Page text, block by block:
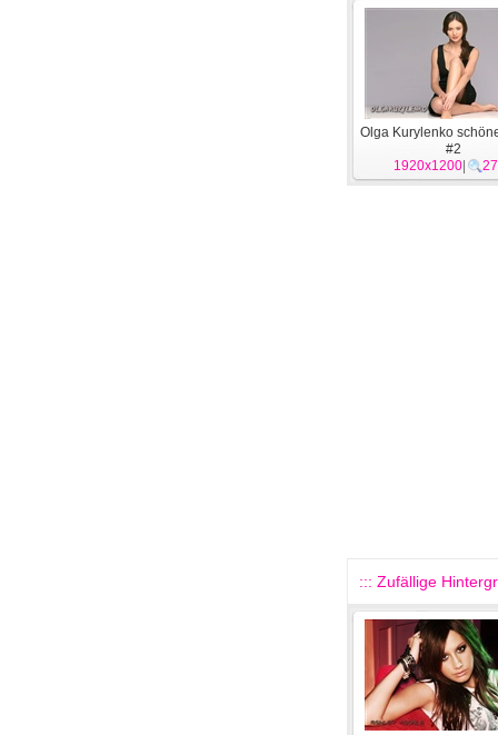
Olga Kurylenko
#2
1920x1200
::: Zufällige